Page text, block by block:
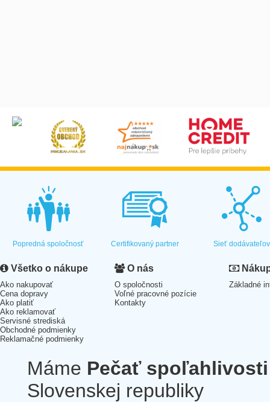
Popredná spoločnosť Certifikovaný partner Sieť dodávateľov
Všetko o nákupe
Ako nakupovať
Cena dopravy
Ako platiť
Ako reklamovať
Servisné strediská
Obchodné podmienky
Reklamačné podmienky
O nás
O spoločnosti
Voľné pracovné pozície
Kontakty
Základné
Máme Pečať spoľahlivosti
Slovenskej republiky